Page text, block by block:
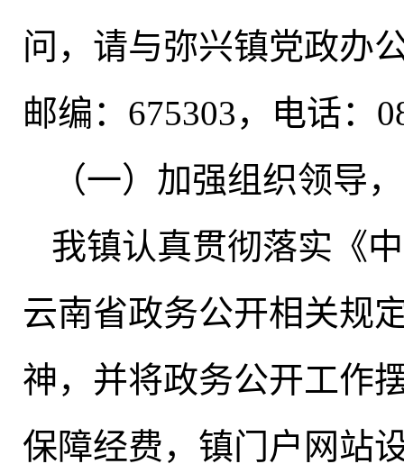
问，请与弥兴镇党政办
邮编：675303，电话：
（一）加强组织领导，
我镇认真贯彻落实《
云南省政务公开相关规
神， 并将政务公开工作
保障经费，镇门户网站